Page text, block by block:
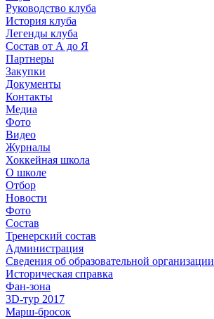
Руководство клуба
История клуба
Легенды клуба
Состав от А до Я
Партнеры
Закупки
Документы
Контакты
Медиа
Фото
Видео
Журналы
Хоккейная школа
О школе
Отбор
Новости
Фото
Состав
Тренерский состав
Администрация
Сведения об образовательной организации
Историческая справка
Фан-зона
3D-тур 2017
Марш-бросок